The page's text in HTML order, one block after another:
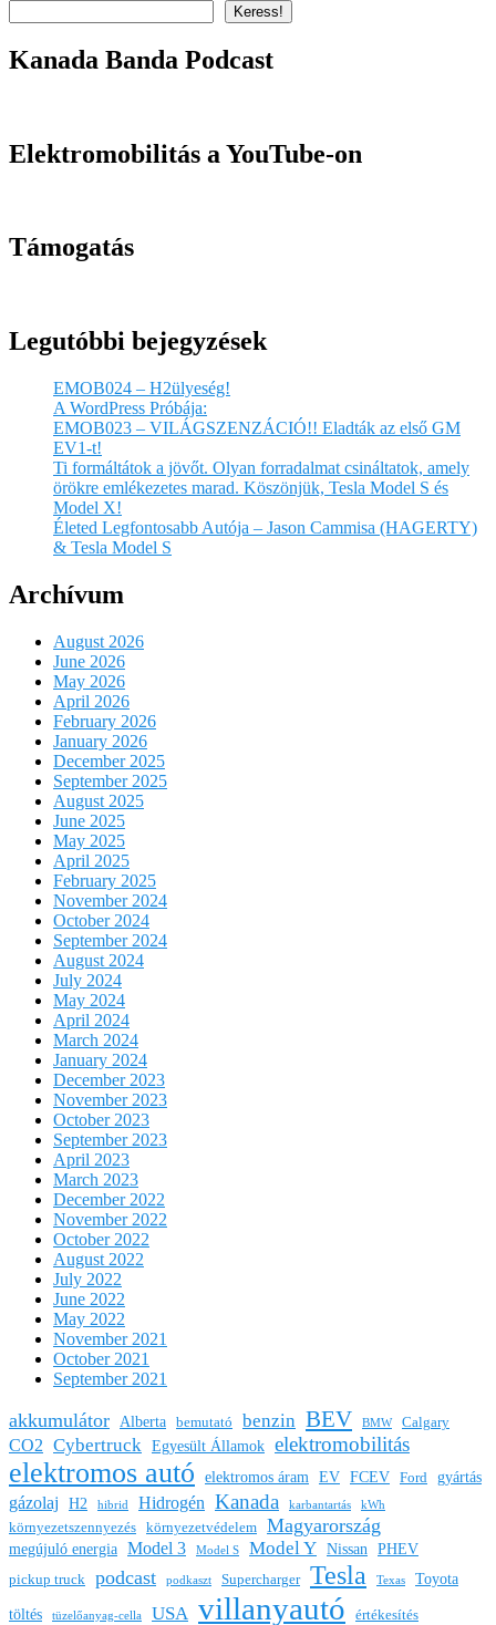
Keress!
Kanada Banda Podcast
Elektromobilitás a YouTube-on
Támogatás
Legutóbbi bejegyzések
EMOB024 – H2ülyeség!
A WordPress Próbája:
EMOB023 – VILÁGSZENZÁCIÓ!! Eladták az első GM
EV1-t!
Ti formáltátok a jövőt. Olyan forradalmat csináltatok, amely
örökre emlékezetes marad. Köszönjük, Tesla Model S és
Model X!
Életed Legfontosabb Autója – Jason Cammisa (HAGERTY)
& Tesla Model S
Archívum
August 2026
June 2026
May 2026
April 2026
February 2026
January 2026
December 2025
September 2025
August 2025
June 2025
May 2025
April 2025
February 2025
November 2024
October 2024
September 2024
August 2024
July 2024
May 2024
April 2024
March 2024
January 2024
December 2023
November 2023
October 2023
September 2023
April 2023
March 2023
December 2022
November 2022
October 2022
August 2022
July 2022
June 2022
May 2022
November 2021
October 2021
September 2021
akkumulátor Alberta bemutató benzin BEV BMW Calgary
CO2 Cybertruck Egyesült Államok elektromobilitás
elektromos autó elektromos áram EV FCEV Ford gyártás
gázolaj H2 hibrid Hidrogén Kanada karbantartás kWh
környezetszennyezés környezetvédelem Magyarország
megújuló energia Model 3 Model S Model Y Nissan PHEV
pickup truck podcast podkaszt Supercharger Tesla Texas
Toyota
töltés
tüzelőanyag-cella USA villanyautó értékesítés